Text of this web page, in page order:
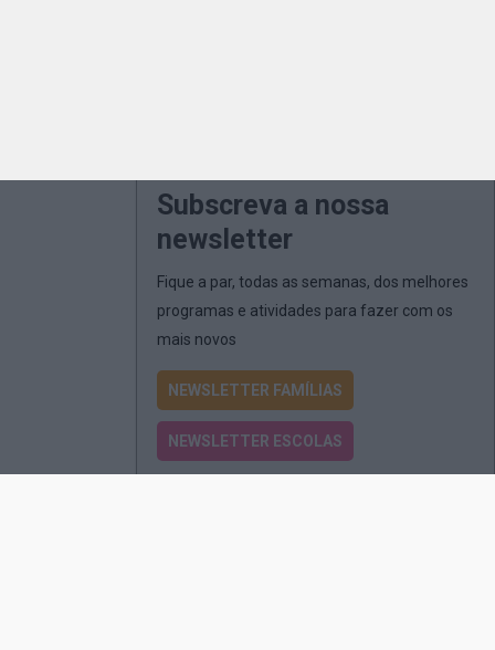
Subscreva a nossa
newsletter
Fique a par, todas as semanas, dos melhores
programas e atividades para fazer com os
mais novos
NEWSLETTER FAMÍLIAS
NEWSLETTER ESCOLAS